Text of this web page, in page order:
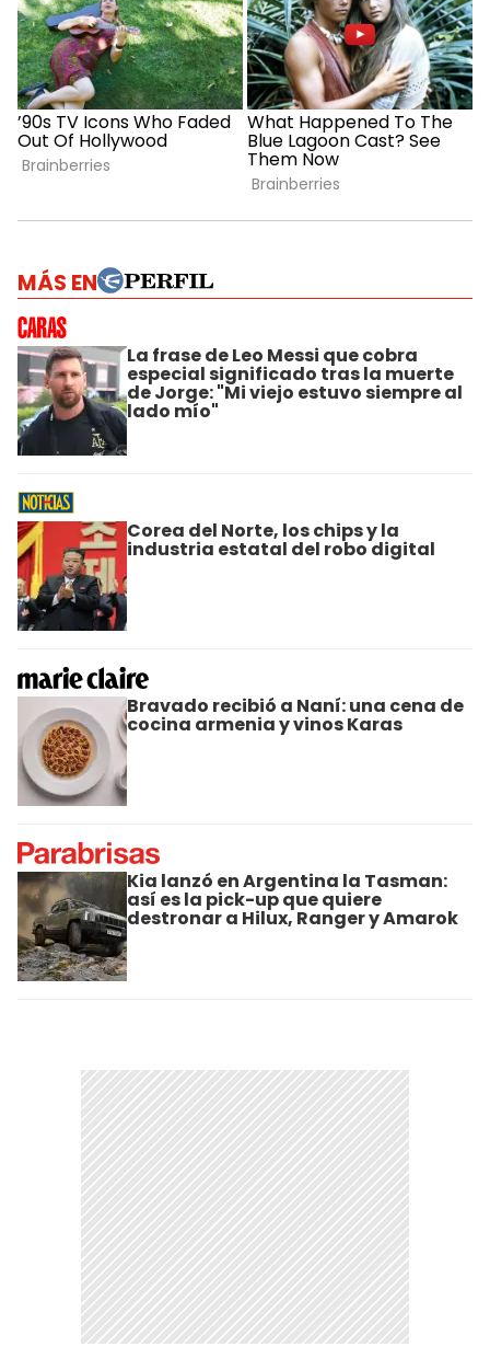
MÁS EN
La frase de Leo Messi que cobra
especial significado tras la muerte
de Jorge: "Mi viejo estuvo siempre al
lado mío"
Corea del Norte, los chips y la
industria estatal del robo digital
Bravado recibió a Naní: una cena de
cocina armenia y vinos Karas
Kia lanzó en Argentina la Tasman:
así es la pick-up que quiere
destronar a Hilux, Ranger y Amarok